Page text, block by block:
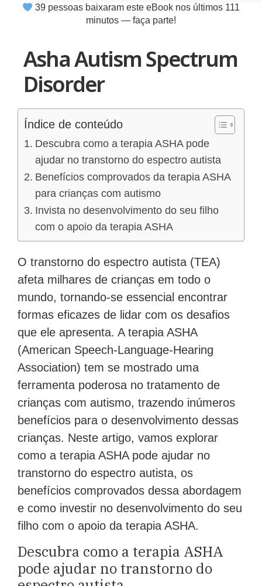
39 pessoas baixaram este eBook nos últimos 111
minutos — faça parte!
Asha Autism Spectrum
Disorder
Índice de conteúdo
Descubra como a terapia ASHA pode
ajudar no transtorno do espectro autista
Benefícios comprovados da terapia ASHA
para crianças com autismo
Invista no desenvolvimento do seu filho
com o apoio da terapia ASHA
O transtorno do espectro autista (TEA)
afeta milhares de crianças em todo o
mundo, tornando-se essencial encontrar
formas eficazes de lidar com os desafios
que ele apresenta. A terapia ASHA
(American Speech-Language-Hearing
Association) tem se mostrado uma
ferramenta poderosa no tratamento de
crianças com autismo, trazendo inúmeros
benefícios para o desenvolvimento dessas
crianças. Neste artigo, vamos explorar
como a terapia ASHA pode ajudar no
transtorno do espectro autista, os
benefícios comprovados dessa abordagem
e como investir no desenvolvimento do seu
filho com o apoio da terapia ASHA.
Descubra como a terapia ASHA
pode ajudar no transtorno do